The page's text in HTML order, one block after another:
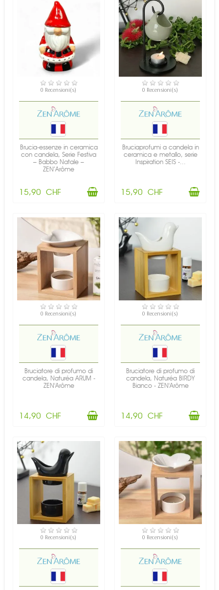
DISPONIBILE
0 Recensioni(s)
Brucia-essenze in ceramica
con candela, Serie Festiva
– Babbo Natale –
ZEN’Arôme
15,90 CHF
DISPONIBILE
0 Recensioni(s)
Bruciaprofumi a candela in
ceramica e metallo, serie
Inspiration SEIS -...
15,90 CHF
DISPONIBILE
0 Recensioni(s)
Bruciatore di profumo di
candela, Naturéa ARUM -
ZEN'Arôme
14,90 CHF
DISPONIBILE
0 Recensioni(s)
Bruciatore di profumo di
candela, Naturéa BIRDY
Bianco - ZEN'Arôme
14,90 CHF
DISPONIBILE
0 Recensioni(s)
DISPONIBILE
0 Recensioni(s)